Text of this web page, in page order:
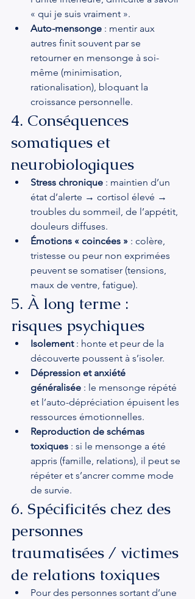
« qui je suis vraiment ».
Auto-mensonge : mentir aux
autres finit souvent par se
retourner en mensonge à soi-
même (minimisation,
rationalisation), bloquant la
croissance personnelle.
4. Conséquences
somatiques et
neurobiologiques
Stress chronique : maintien d’un
état d’alerte → cortisol élevé →
troubles du sommeil, de l’appétit,
douleurs diffuses.
Émotions « coincées » : colère,
tristesse ou peur non exprimées
peuvent se somatiser (tensions,
maux de ventre, fatigue).
5. À long terme :
risques psychiques
Isolement : honte et peur de la
découverte poussent à s’isoler.
Dépression et anxiété
généralisée : le mensonge répété
et l’auto-dépréciation épuisent les
ressources émotionnelles.
Reproduction de schémas
toxiques : si le mensonge a été
appris (famille, relations), il peut se
répéter et s’ancrer comme mode
de survie.
6. Spécificités chez des
personnes
traumatisées / victimes
de relations toxiques
Pour des personnes sortant d’une